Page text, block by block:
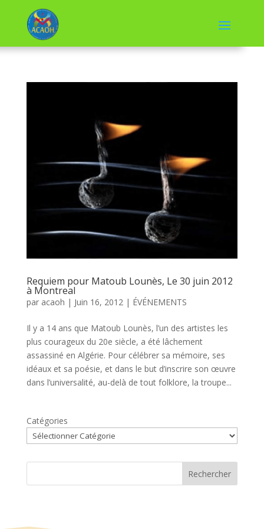
Requiem pour Matoub Lounès, Le 30 juin 2012
à Montreal
par acaoh | Juin 16, 2012| ÉVÉNEMENTS
Il y a 14 ans que Matoub Lounès, l’un des artistes les
plus courageux du 20e siècle, a été lâchement
assassiné en Algérie. Pour célébrer sa mémoire, ses
idéaux et sa poésie, et dans le but d’inscrire son œuvre
dans l’universalité, au-delà de tout folklore, la troupe...
Catégories
Rechercher